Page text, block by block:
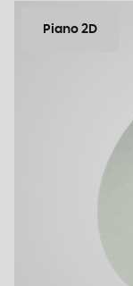
Piano 2D